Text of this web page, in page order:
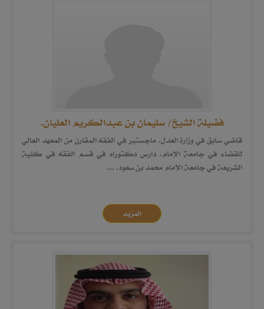
فضيلة الشيخ/ سليمان بن عبدالكريم العليان.
قاضي سابق في وزارة العدل. ماجستير في الفقه المقارن من المعهد العالي
للقضاء في جامعة الإمام. دارس دكتوراه في قسم الفقه في كلية
الشريعة في جامعة الإمام محمد بن سعود. ...
المزيد